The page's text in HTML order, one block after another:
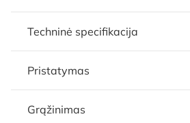
Techninė specifikacija
Pristatymas
Grąžinimas